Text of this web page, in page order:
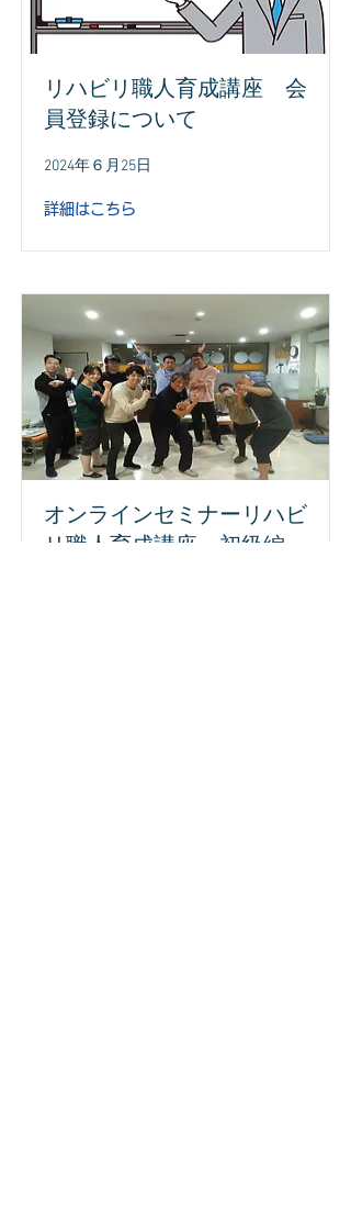
リハビリ職人育成講座 会
員登録について
2024年６月25日
詳細はこちら
オンラインセミナーリハビ
リ職人育成講座 初級編